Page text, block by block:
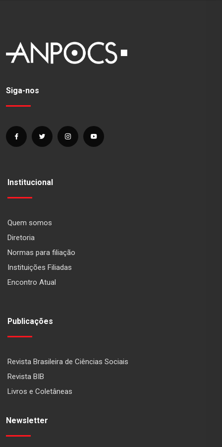
Siga-nos
Institucional
Quem somos
Diretoria
Normas para filiação
Instituições Filiadas
Encontro Atual
Publicações
Revista Brasileira de Ciências Sociais
Revista BIB
Livros e Coletâneas
Newsletter